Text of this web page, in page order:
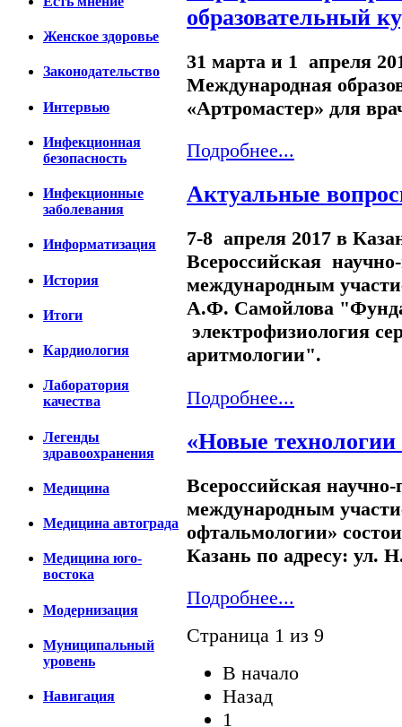
Женское здоровье
Законодательство
Интервью
Инфекционная
безопасность
Инфекционные
заболевания
Информатизация
История
Итоги
Кардиология
Лаборатория
качества
Легенды
здравоохранения
Медицина
Медицина автограда
Медицина юго-
востока
Модернизация
Муниципальный
уровень
Навигация
образовательный
31 марта и 1 апреля
Международная
«Артромастер» для
Подробнее...
Актуальные
7-8 апреля 2017 в
Всероссийская
международным
А.Ф. Самойлова
электрофизиология
аритмологии".
Подробнее...
«Новые
Всероссийская
международным
офтальмологии»
Казань по адресу: ул.
Подробнее...
Страница 1 из 9
В начало
Назад
1